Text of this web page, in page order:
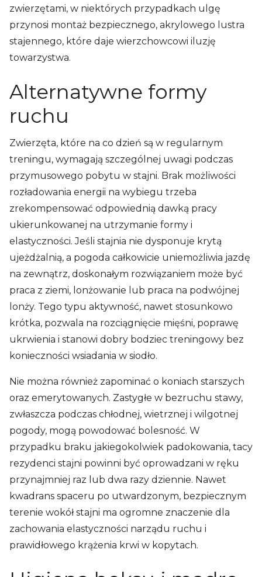
zwierzętami, w niektórych przypadkach ulgę
przynosi montaż bezpiecznego, akrylowego lustra
stajennego, które daje wierzchowcowi iluzję
towarzystwa.
Alternatywne formy
ruchu
Zwierzęta, które na co dzień są w regularnym
treningu, wymagają szczególnej uwagi podczas
przymusowego pobytu w stajni. Brak możliwości
rozładowania energii na wybiegu trzeba
zrekompensować odpowiednią dawką pracy
ukierunkowanej na utrzymanie formy i
elastyczności. Jeśli stajnia nie dysponuje krytą
ujeżdżalnią, a pogoda całkowicie uniemożliwia jazdę
na zewnątrz, doskonałym rozwiązaniem może być
praca z ziemi, lonżowanie lub praca na podwójnej
lonży. Tego typu aktywność, nawet stosunkowo
krótka, pozwala na rozciągnięcie mięśni, poprawę
ukrwienia i stanowi dobry bodziec treningowy bez
konieczności wsiadania w siodło.
Nie można również zapominać o koniach starszych
oraz emerytowanych. Zastygłe w bezruchu stawy,
zwłaszcza podczas chłodnej, wietrznej i wilgotnej
pogody, mogą powodować bolesność. W
przypadku braku jakiegokolwiek padokowania, tacy
rezydenci stajni powinni być oprowadzani w ręku
przynajmniej raz lub dwa razy dziennie. Nawet
kwadrans spaceru po utwardzonym, bezpiecznym
terenie wokół stajni ma ogromne znaczenie dla
zachowania elastyczności narządu ruchu i
prawidłowego krążenia krwi w kopytach.